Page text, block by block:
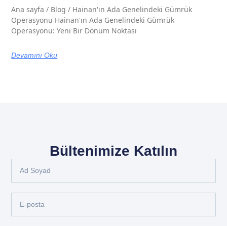
Ana sayfa / Blog / Hainan'ın Ada Genelindeki Gümrük
Operasyonu Hainan'ın Ada Genelindeki Gümrük
Operasyonu: Yeni Bir Dönüm Noktası
Devamını Oku
Bültenimize Katılın